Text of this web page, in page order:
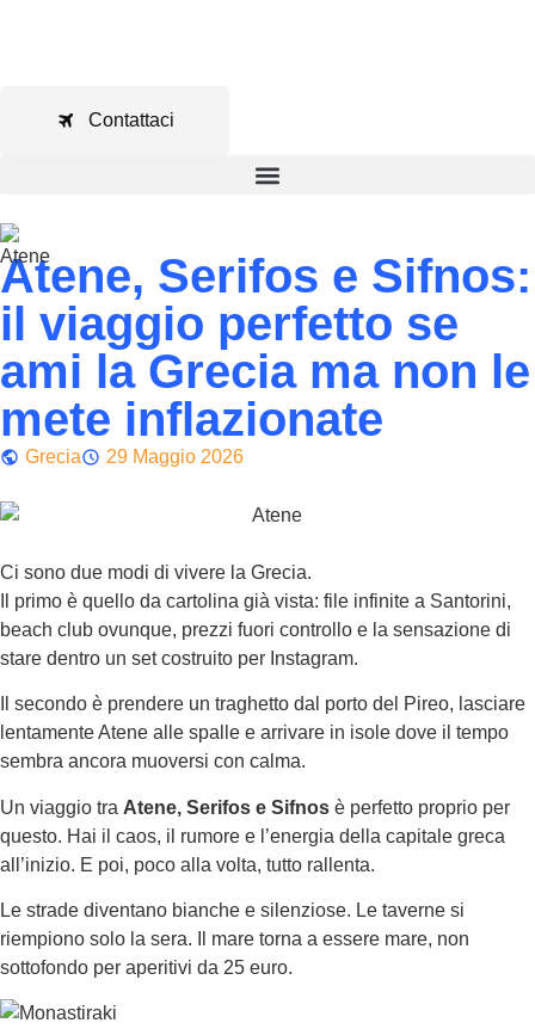
Contattaci
Atene, Serifos e Sifnos:
il viaggio perfetto se
ami la Grecia ma non le
mete inflazionate
Grecia 29 Maggio 2026
Ci sono due modi di vivere la Grecia.
Il primo è quello da cartolina già vista: file infinite a Santorini,
beach club ovunque, prezzi fuori controllo e la sensazione di
stare dentro un set costruito per Instagram.
Il secondo è prendere un traghetto dal porto del Pireo, lasciare
lentamente Atene alle spalle e arrivare in isole dove il tempo
sembra ancora muoversi con calma.
Un viaggio tra Atene, Serifos e Sifnos è perfetto proprio per
questo. Hai il caos, il rumore e l’energia della capitale greca
all’inizio. E poi, poco alla volta, tutto rallenta.
Le strade diventano bianche e silenziose. Le taverne si
riempiono solo la sera. Il mare torna a essere mare, non
sottofondo per aperitivi da 25 euro.